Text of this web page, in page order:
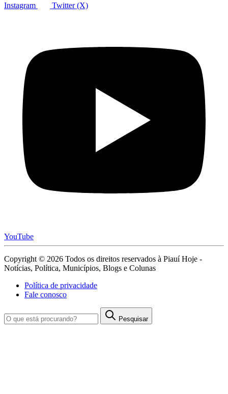
Instagram Twitter (X)
YouTube
Copyright © 2026 Todos os direitos reservados à Piauí Hoje -
Notícias, Política, Municípios, Blogs e Colunas
Política de privacidade
Fale conosco
Pesquisar